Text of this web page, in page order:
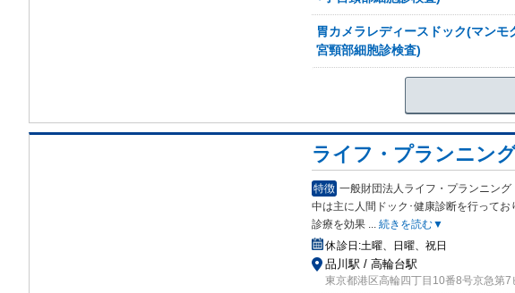
胃カメラレディースドック(マン
宮頸部細胞診検査)
ライフ・プランニン
特徴 一般財団法人ライフ・プランニン
中は主に人間ドック･健康診断を行ってお
診療を効果 ... 続きを読む▼
休診日:土曜、日曜、祝日
品川駅 / 高輪台駅
東京都港区高輪四丁目10番8号京急第7